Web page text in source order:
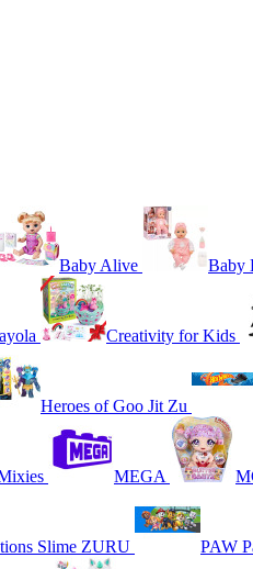
Baby Alive Baby
Creativity for Kids
Heroes of Goo Jit Zu
MEGA
Slime ZURU PAW